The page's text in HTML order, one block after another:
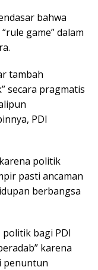
bahwa
game” dalam
tambah
secara pragmatis
PDI
politik
pasti ancaman
berbangsa
bagi PDI
karena
penuntun